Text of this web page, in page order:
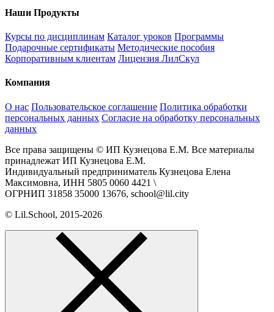
Наши Продукты
Курсы по дисциплинам Каталог уроков Программы
Подарочные сертификаты Методические пособия
Корпоративным клиентам Лицензия ЛилСкул
Компания
О нас Пользовательское соглашение Политика обработки
персональных данных Согласие на обработку персональных
данных
Все права защищены © ИП Кузнецова Е.М. Все материалы
принадлежат ИП Кузнецова Е.М.
Индивидуальный предприниматель Кузнецова Елена
Максимовна, ИНН 5805 0060 4421 \
ОГРНИП 31858 35000 13676, school@lil.city
© Lil.School, 2015‐2026